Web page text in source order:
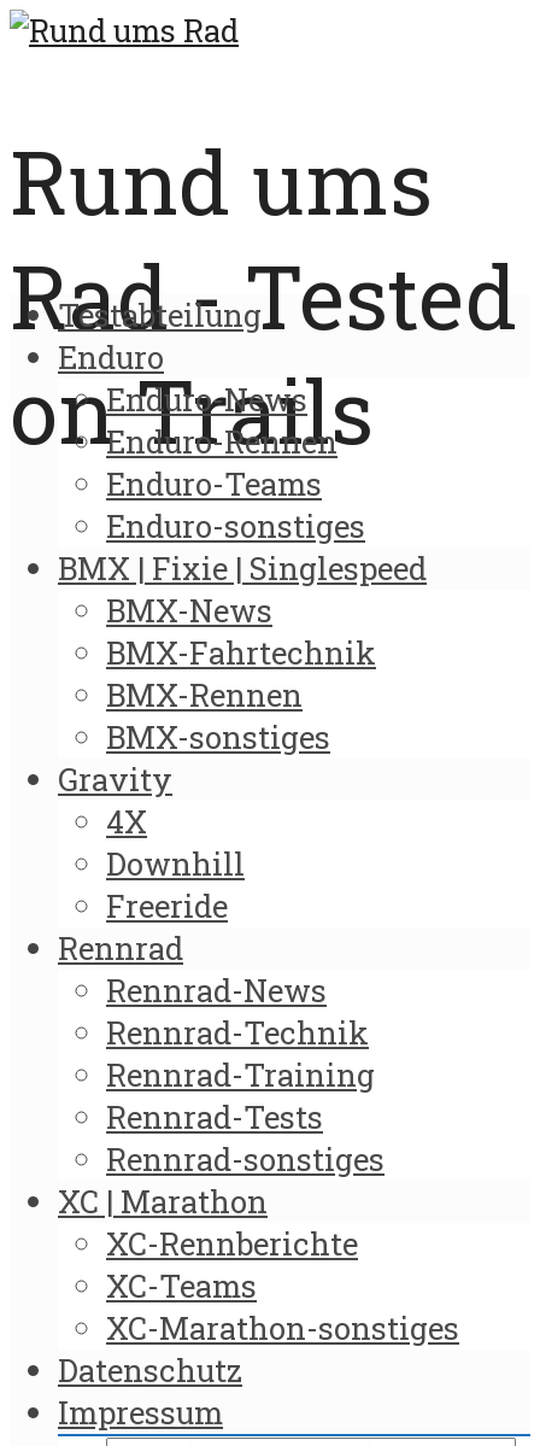
Rund ums
Rad - Tested
on Trails
Testabteilung
Enduro
Enduro-News
Enduro-Rennen
Enduro-Teams
Enduro-sonstiges
BMX | Fixie | Singlespeed
BMX-News
BMX-Fahrtechnik
BMX-Rennen
BMX-sonstiges
Gravity
4X
Downhill
Freeride
Rennrad
Rennrad-News
Rennrad-Technik
Rennrad-Training
Rennrad-Tests
Rennrad-sonstiges
XC | Marathon
XC-Rennberichte
XC-Teams
XC-Marathon-sonstiges
Datenschutz
Impressum